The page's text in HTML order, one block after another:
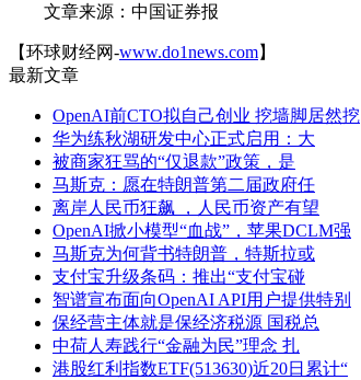
文章来源：中国证券报
【环球财经网-www.do1news.com】
最新文章
OpenAI前CTO拟自己创业 挖墙脚居然挖
华为练秋湖研发中心正式启用：大
被商家狂骂的“仅退款”政策，是
马斯克：愿在特朗普第二届政府任
离岸人民币狂飙 ，人民币资产有望
OpenAI掀小模型“血战”，苹果DCLM强
马斯克为何背书特朗普，特斯拉或
支付宝升级条码：推出“支付宝碰
智谱宣布面向OpenAI API用户提供特别
保经营主体就是保经济税源 国税总
中荷人寿践行“金融为民”理念 扎
港股红利指数ETF(513630)近20日累计“